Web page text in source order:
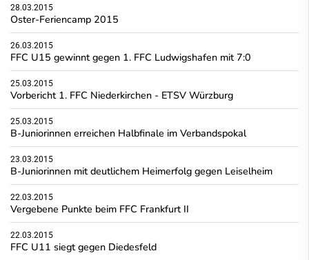
28.03.2015
Oster-Feriencamp 2015
26.03.2015
FFC U15 gewinnt gegen 1. FFC Ludwigshafen mit 7:0
25.03.2015
Vorbericht 1. FFC Niederkirchen - ETSV Würzburg
25.03.2015
B-Juniorinnen erreichen Halbfinale im Verbandspokal
23.03.2015
B-Juniorinnen mit deutlichem Heimerfolg gegen Leiselheim
22.03.2015
Vergebene Punkte beim FFC Frankfurt II
22.03.2015
FFC U11 siegt gegen Diedesfeld